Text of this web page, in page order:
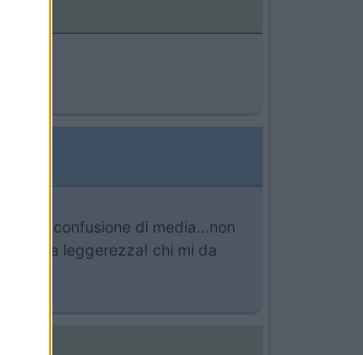
Nella confusione di media...non
è la leggerezza! chi mi da